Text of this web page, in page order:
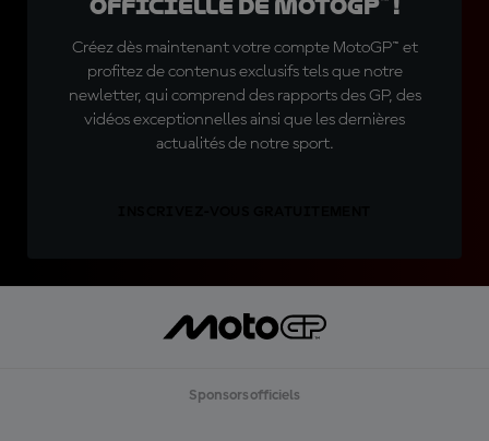
officielle de MotoGP™ !
Créez dès maintenant votre compte MotoGP™ et
profitez de contenus exclusifs tels que notre
newletter, qui comprend des rapports des GP, des
vidéos exceptionnelles ainsi que les dernières
actualités de notre sport.
Sponsors officiels